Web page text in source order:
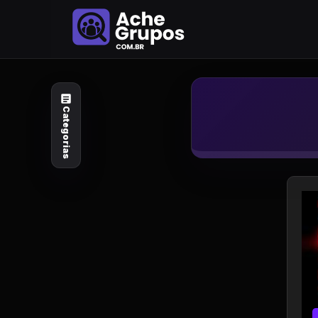
Explore por
assunto
Animais e Natureza
Arte e Design
Categorias